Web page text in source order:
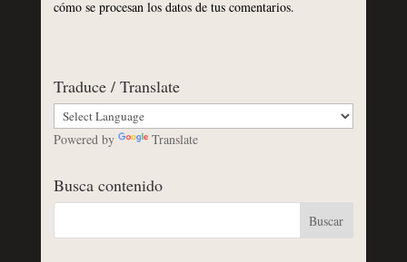
cómo se procesan los datos de tus comentarios.
Traduce / Translate
Powered by Translate
Busca contenido